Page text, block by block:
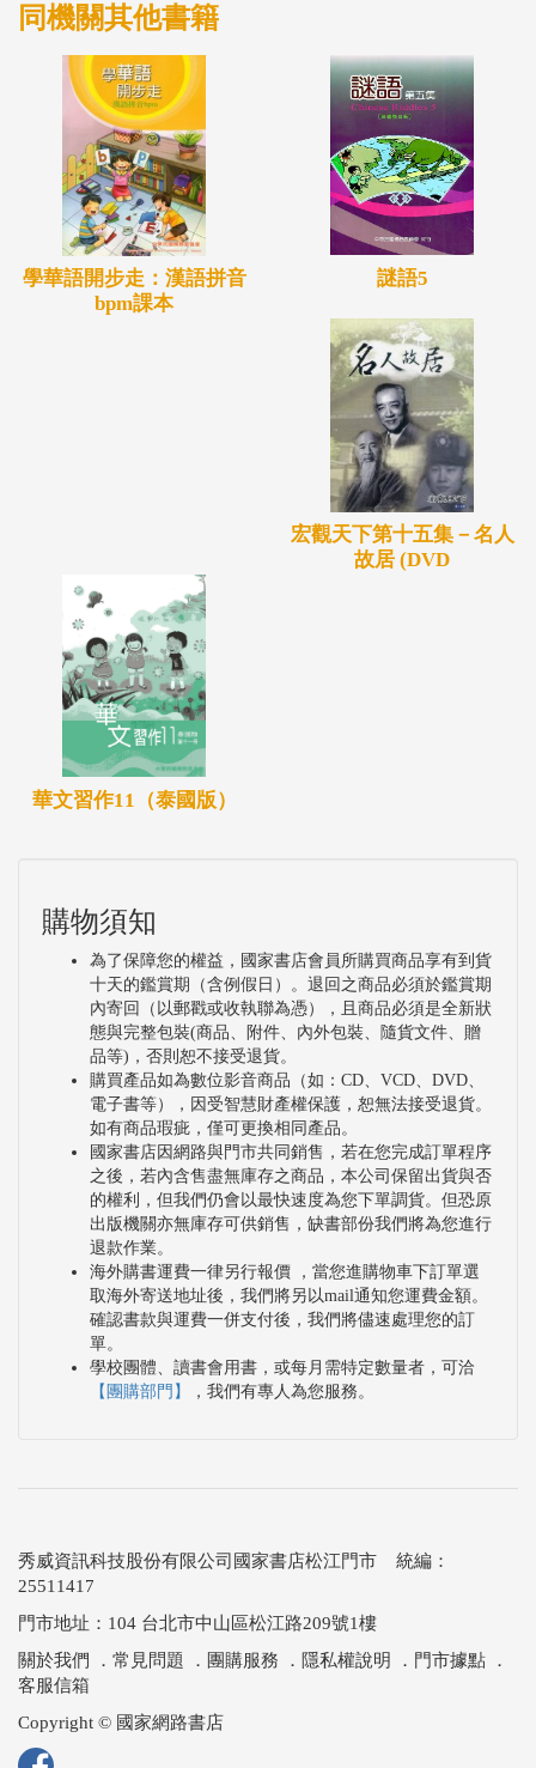
同機關其他書籍
學華語開步走：漢語拼音
bpm課本
謎語5
宏觀天下第十五集－名人
故居 (DVD
華文習作11（泰國版）
購物須知
為了保障您的權益，國家書店會員所購買商品享有到貨
十天的鑑賞期（含例假日）。退回之商品必須於鑑賞期
內寄回（以郵戳或收執聯為憑），且商品必須是全新狀
態與完整包裝(商品、附件、內外包裝、隨貨文件、贈
品等)，否則恕不接受退貨。
購買產品如為數位影音商品（如：CD、VCD、DVD、
電子書等），因受智慧財產權保護，恕無法接受退貨。
如有商品瑕疵，僅可更換相同產品。
國家書店因網路與門市共同銷售，若在您完成訂單程序
之後，若內含售盡無庫存之商品，本公司保留出貨與否
的權利，但我們仍會以最快速度為您下單調貨。但恐原
出版機關亦無庫存可供銷售，缺書部份我們將為您進行
退款作業。
海外購書運費一律另行報價 ，當您進購物車下訂單選
取海外寄送地址後，我們將另以mail通知您運費金額。
確認書款與運費一併支付後，我們將儘速處理您的訂
單。
學校團體、讀書會用書，或每月需特定數量者，可洽
【團購部門】
，我們有專人為您服務。
秀威資訊科技股份有限公司國家書店松江門市 統編：
25511417
門市地址：104 台北市中山區松江路209號1樓
關於我們
． 常見問題 ． 團購服務 ． 隱私權說明 ． 門市據點 ．
客服信箱
Copyright © 國家網路書店